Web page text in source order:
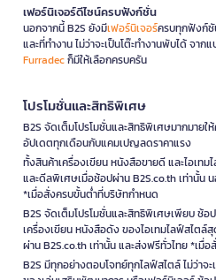
เฟอร์นิเจอร์ดีไซน์ครบฟังก์ชั่น
นอกจากนี้ B2S ยังมีเฟอร์นิเจอร์ครบทุกฟังก์ชั
และที่ทำงาน ไม่ว่าจะเป็นโต๊ะทำงานพับได้ จาก
Furradecก็มีให้เลือกครบครัน
โปรโมชั่นและสิทธิพิเศษ
B2S จัดเต็มโปรโมชั่นและสิทธิพิเศษมากมาย
อัปเดตทุกเดือนกับแคมเปญลดราคาแรง
ทั้งสินค้าเครื่องเขียน หนังสือขายดี และไอเ
และดีลพิเศษเมื่อช้อปผ่าน B2S.co.th เท่านั้น
*เมื่อสั่งครบขั้นต่ำที่บริษัทกำหนด
B2S จัดเต็มโปรโมชั่นและสิทธิพิเศษเพียบ ช้
เครื่องเขียน หนังสือดัง ของไอเทมไลฟ์สไต
ผ่าน B2S.co.th เท่านั้น และส่งฟรีทั่วไทย *เมื่
B2S มีทุกอย่างตอบโจทย์ทุกไลฟ์สไตล์ ไม่ว่าจ